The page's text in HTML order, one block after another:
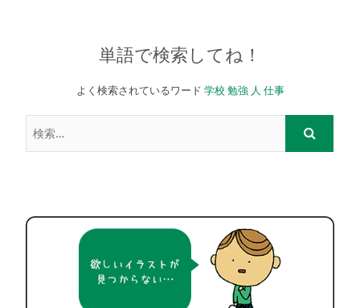
単語で検索してね！
よく検索されているワード 学校 勉強 人 仕事